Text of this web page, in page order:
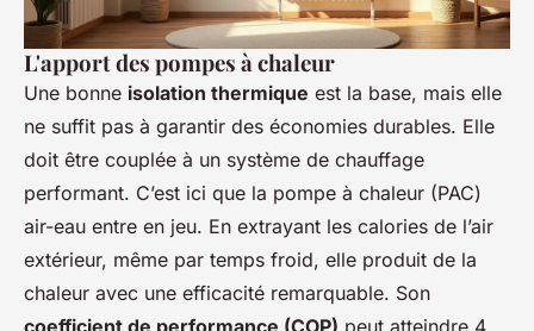
L'apport des pompes à chaleur
Une bonne isolation thermique est la base, mais elle
ne suffit pas à garantir des économies durables. Elle
doit être couplée à un système de chauffage
performant. C’est ici que la pompe à chaleur (PAC)
air-eau entre en jeu. En extrayant les calories de l’air
extérieur, même par temps froid, elle produit de la
chaleur avec une efficacité remarquable. Son
coefficient de performance (COP) peut atteindre 4